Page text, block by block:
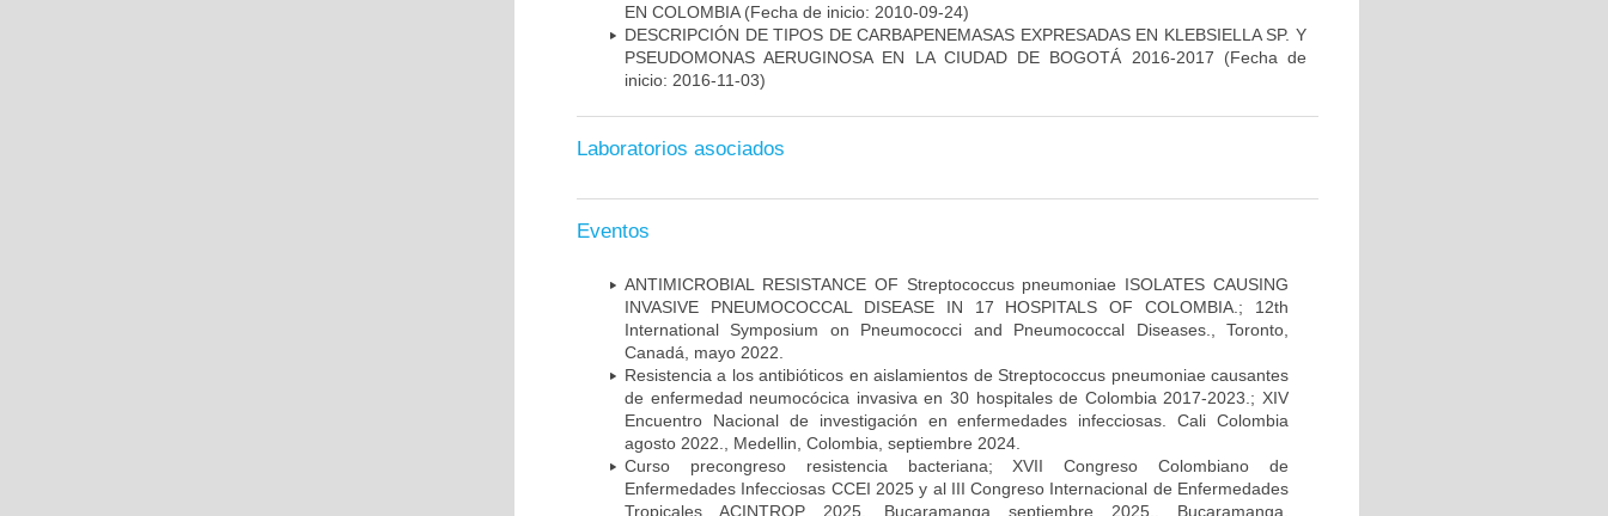
EN COLOMBIA (Fecha de inicio: 2010-09-24)
DESCRIPCIÓN DE TIPOS DE CARBAPENEMASAS EXPRESADAS EN KLEBSIELLA SP. Y
PSEUDOMONAS AERUGINOSA EN LA CIUDAD DE BOGOTÁ 2016-2017 (Fecha de
inicio: 2016-11-03)
Laboratorios asociados
Eventos
ANTIMICROBIAL RESISTANCE OF Streptococcus pneumoniae ISOLATES CAUSING
INVASIVE PNEUMOCOCCAL DISEASE IN 17 HOSPITALS OF COLOMBIA.; 12th
International Symposium on Pneumococci and Pneumococcal Diseases., Toronto,
Canadá, mayo 2022.
Resistencia a los antibióticos en aislamientos de Streptococcus pneumoniae causantes
de enfermedad neumocócica invasiva en 30 hospitales de Colombia 2017-2023.; XIV
Encuentro Nacional de investigación en enfermedades infecciosas. Cali Colombia
agosto 2022., Medellin, Colombia, septiembre 2024.
Curso precongreso resistencia bacteriana; XVII Congreso Colombiano de
Enfermedades Infecciosas CCEI 2025 y al III Congreso Internacional de Enfermedades
Tropicales ACINTROP 2025. Bucaramanga septiembre 2025., Bucaramanga,